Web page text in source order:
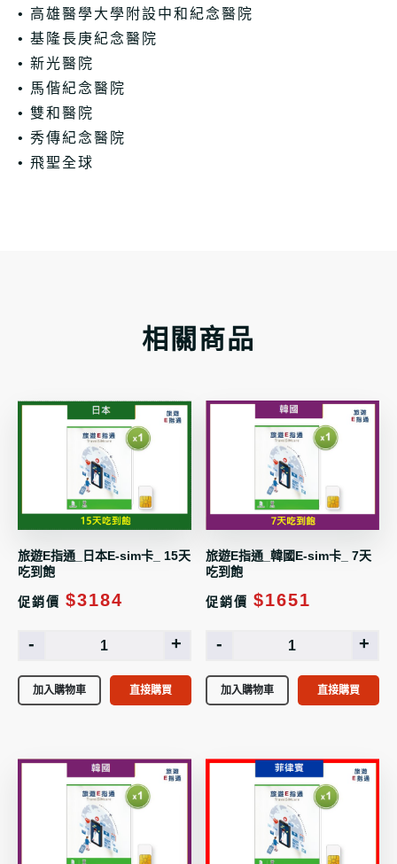
• 高雄醫學大學附設中和紀念醫院
• 基隆長庚紀念醫院
• 新光醫院
• 馬偕紀念醫院
• 雙和醫院
• 秀傳紀念醫院
• 飛聖全球
相關商品
旅遊E指通_日本E-sim卡_ 15天
吃到飽
促銷價 $3184
- +
加入購物車 直接購買
旅遊E指通_韓國E-sim卡_ 7天
吃到飽
促銷價 $1651
- +
加入購物車 直接購買